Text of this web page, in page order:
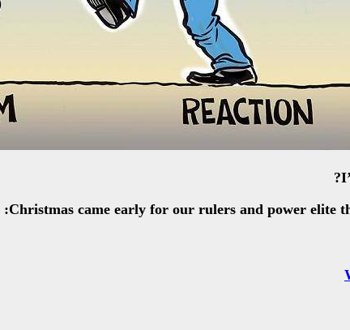
Christmas came early for our rulers and power elite